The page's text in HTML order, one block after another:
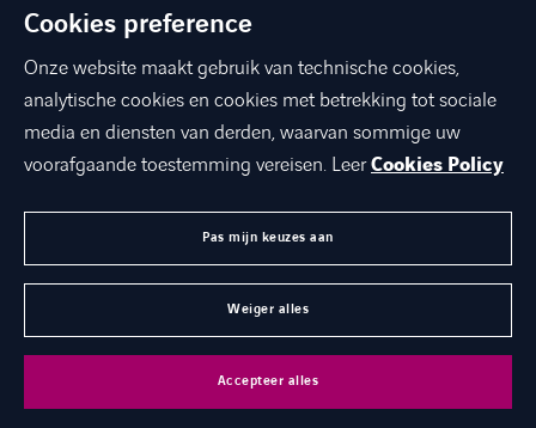
facebooklinkedinyoutube
OVER ONS
JOBS
CONTACT
Toegankelijkheid
Werken bij Axians Contact
Cookies preference
Onze website maakt gebruik van technische cookies,
analytische cookies en cookies met betrekking tot sociale
media en diensten van derden, waarvan sommige uw
voorafgaande toestemming vereisen. LeerCookies Policy
Pas mijn keuzes aan
Weiger alles
Accepteer alles